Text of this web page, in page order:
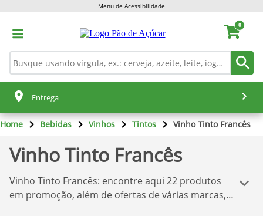
Menu de Acessibilidade
0
Entrega
Home Bebidas Vinhos Tintos Vinho Tinto Francês
Vinho Tinto Francês
Vinho Tinto Francês: encontre aqui 22 produtos
em promoção, além de ofertas de várias marcas,